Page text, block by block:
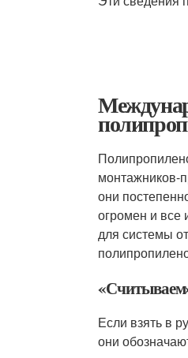
монтажников-
они
огромен и все
для системы
Если взять в
они